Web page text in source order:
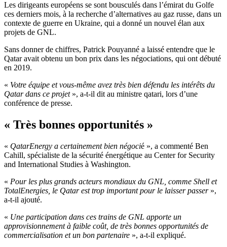
Les dirigeants européens se sont bousculés dans l’émirat du Golfe
ces derniers mois, à la recherche d’alternatives au gaz russe, dans un
contexte de guerre en Ukraine, qui a donné un nouvel élan aux
projets de GNL.
Sans donner de chiffres, Patrick Pouyanné a laissé entendre que le
Qatar avait obtenu un bon prix dans les négociations, qui ont débuté
en 2019.
« Votre équipe et vous-même avez très bien défendu les intérêts du
Qatar dans ce projet», a-t-il dit au ministre qatari, lors d’une
conférence de presse.
« Très bonnes opportunités »
« QatarEnergy a certainement bien négocié », a commenté Ben
Cahill, spécialiste de la sécurité énergétique au Center for Security
and International Studies à Washington.
« Pour les plus grands acteurs mondiaux du GNL, comme Shell et
TotalEnergies, le Qatar est trop important pour le laisser passer»,
a-t-il ajouté.
« Une participation dans ces trains de GNL apporte un
approvisionnement à faible coût, de très bonnes opportunités de
commercialisation et un bon partenaire », a-t-il expliqué.